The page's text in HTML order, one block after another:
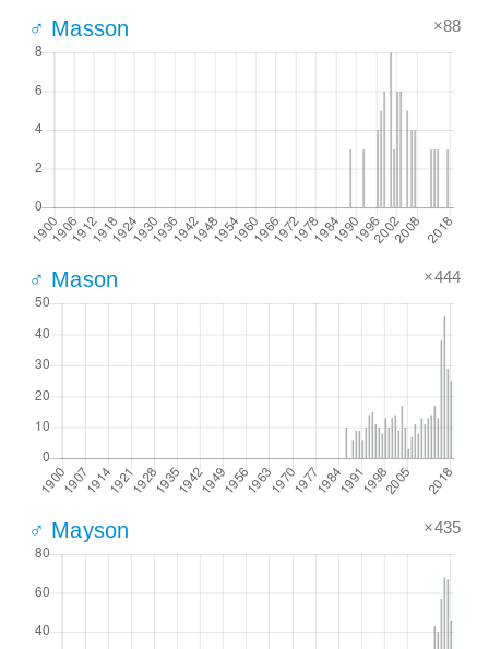
♂ Masson ×88
♂ Mason ×444
♂ Mayson ×435